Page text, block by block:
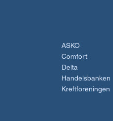
ASKO
Comfort
Delta
Handelsbanken
Kreftforeningen